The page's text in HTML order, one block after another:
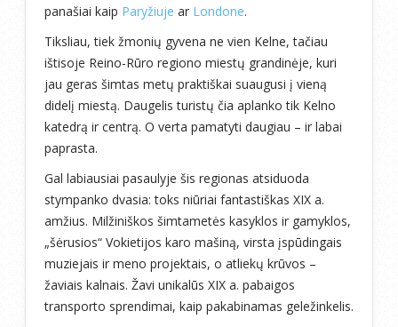
panašiai kaip Paryžiuje ar Londone.
Tiksliau, tiek žmonių gyvena ne vien Kelne, tačiau
ištisoje Reino-Rūro regiono miestų grandinėje, kuri
jau geras šimtas metų praktiškai suaugusi į vieną
didelį miestą. Daugelis turistų čia aplanko tik Kelno
katedrą ir centrą. O verta pamatyti daugiau – ir labai
paprasta.
Gal labiausiai pasaulyje šis regionas atsiduoda
stympanko dvasia: toks niūriai fantastiškas XIX a.
amžius. Milžiniškos šimtametės kasyklos ir gamyklos,
„šėrusios“ Vokietijos karo mašiną, virsta įspūdingais
muziejais ir meno projektais, o atliekų krūvos –
žaviais kalnais. Žavi unikalūs XIX a. pabaigos
transporto sprendimai, kaip pakabinamas geležinkelis.